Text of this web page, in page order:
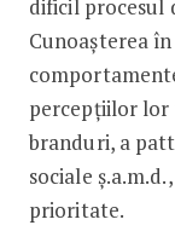
dificil procesul
Cunoașterea
percepțiilor lor
branduri, a
sociale
prioritate.